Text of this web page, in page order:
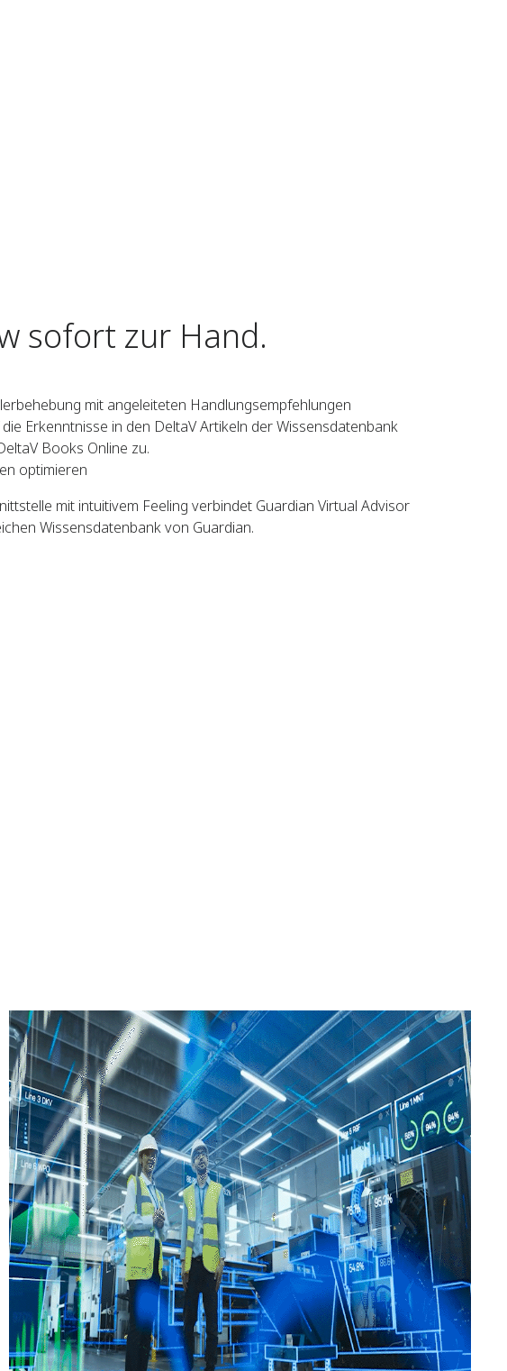
sofort zur Hand.
mit angeleiteten Handlungsempfehlungen
Erkenntnisse in den DeltaV Artikeln der Wissensdatenbank
Books Online zu.
optimieren
mit intuitivem Feeling verbindet Guardian Virtual Advisor
Wissensdatenbank von Guardian.